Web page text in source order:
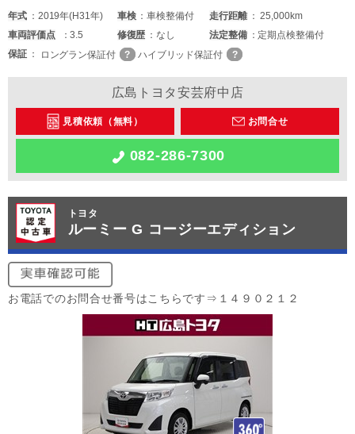
年式 2019年(H31年) 車検 車検整備付 走行距離
25,000km
車両評価点 3.5 修復歴 なし 法定整備
定期点検整備付
保証
ロングラン保証付 ハイブリッド保証付
広島トヨタ安芸府中店
見積依頼（無料） お問合せ
082-286-7300
トヨタ
ルーミー G コージーエディション
お電話でのお問合せ番号はこちらです⇒１４９０２１２